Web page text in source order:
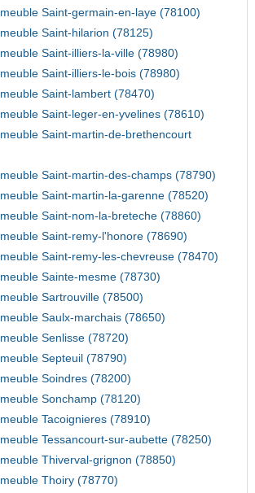
Saint-germain-en-laye (78100)
Saint-hilarion (78125)
Saint-illiers-la-ville (78980)
Saint-illiers-le-bois (78980)
Saint-lambert (78470)
Saint-leger-en-yvelines (78610)
Saint-martin-de-brethencourt
Saint-martin-des-champs (78790)
Saint-martin-la-garenne (78520)
Saint-nom-la-breteche (78860)
Saint-remy-l'honore (78690)
Saint-remy-les-chevreuse (78470)
Sainte-mesme (78730)
Sartrouville (78500)
Saulx-marchais (78650)
Senlisse (78720)
Septeuil (78790)
Soindres (78200)
Sonchamp (78120)
Tacoignieres (78910)
Tessancourt-sur-aubette (78250)
Thiverval-grignon (78850)
Thoiry (78770)